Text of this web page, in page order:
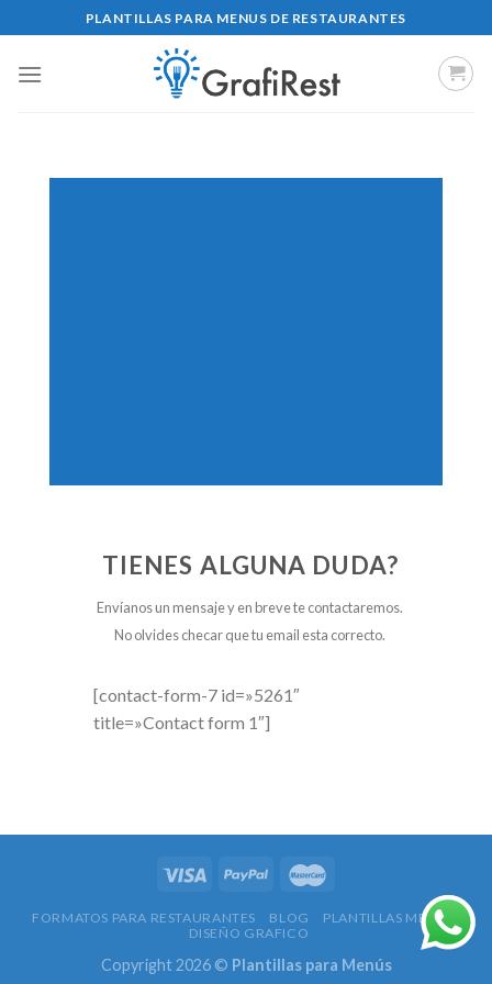
to
content
PLANTILLAS PARA MENUS DE RESTAURANTES
TIENES ALGUNA DUDA?
Envíanos un mensaje y en breve te contactaremos.
No olvides checar que tu email esta correcto.
[contact-form-7 id=»5261″
title=»Contact form 1″]
FORMATOS PARA RESTAURANTES BLOG
PLANTILLAS MENUS
DISEÑO GRAFICO
Copyright 2026 © Plantillas para Menús